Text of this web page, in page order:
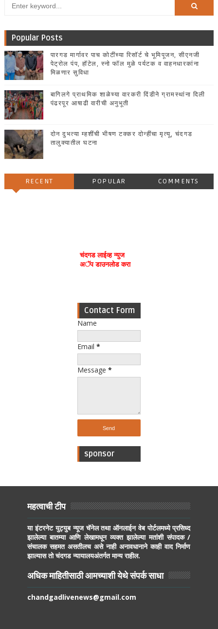
Popular Posts
पारगड मार्गावर पाच कोटींच्या रिसॉर्ट चे भूमिपूजन, सीएनजी
पेट्रोल पंप, हॉटेल, स्नो फॉल मुळे पर्यटक व वाहनधारकांना
मिळणार सुविधा
बागिलगे प्राथमिक शाळेच्या वारकरी दिंडीने ग्रामस्थांना दिली
पंढरपूर आषाढी वारीची अनुभूती
दोन दुभत्या म्हशींची भीषण टक्कर दोन्हींचा मृत्यू, चंदगड
तालुक्यातील घटना
RECENT POPULAR COMMENTS
चंदगड लाईव्ह न्युज
अॅप डाउनलोड करा
Contact Form
Name
Email *
Message *
sponsor
महत्वाची टीप
या इंटरनेट युट्युब न्यूज चॅनेल तथा ऑनलाईन वेब पोर्टलमध्ये प्रसिध्द
झालेल्या बातम्या आणि लेखामधून व्यक्त झालेल्या मतांशी संपादक /
संचालक सहमत असतीलच असे नाही अनावधानाने काही वाद निर्माण
झाल्यास तो चंदगड न्यायालयअंतर्गत मान्य राहील.
अधिक माहितीसाठी आमच्याशी येथे संपर्क साधा
chandgadlivenews@gmail.com